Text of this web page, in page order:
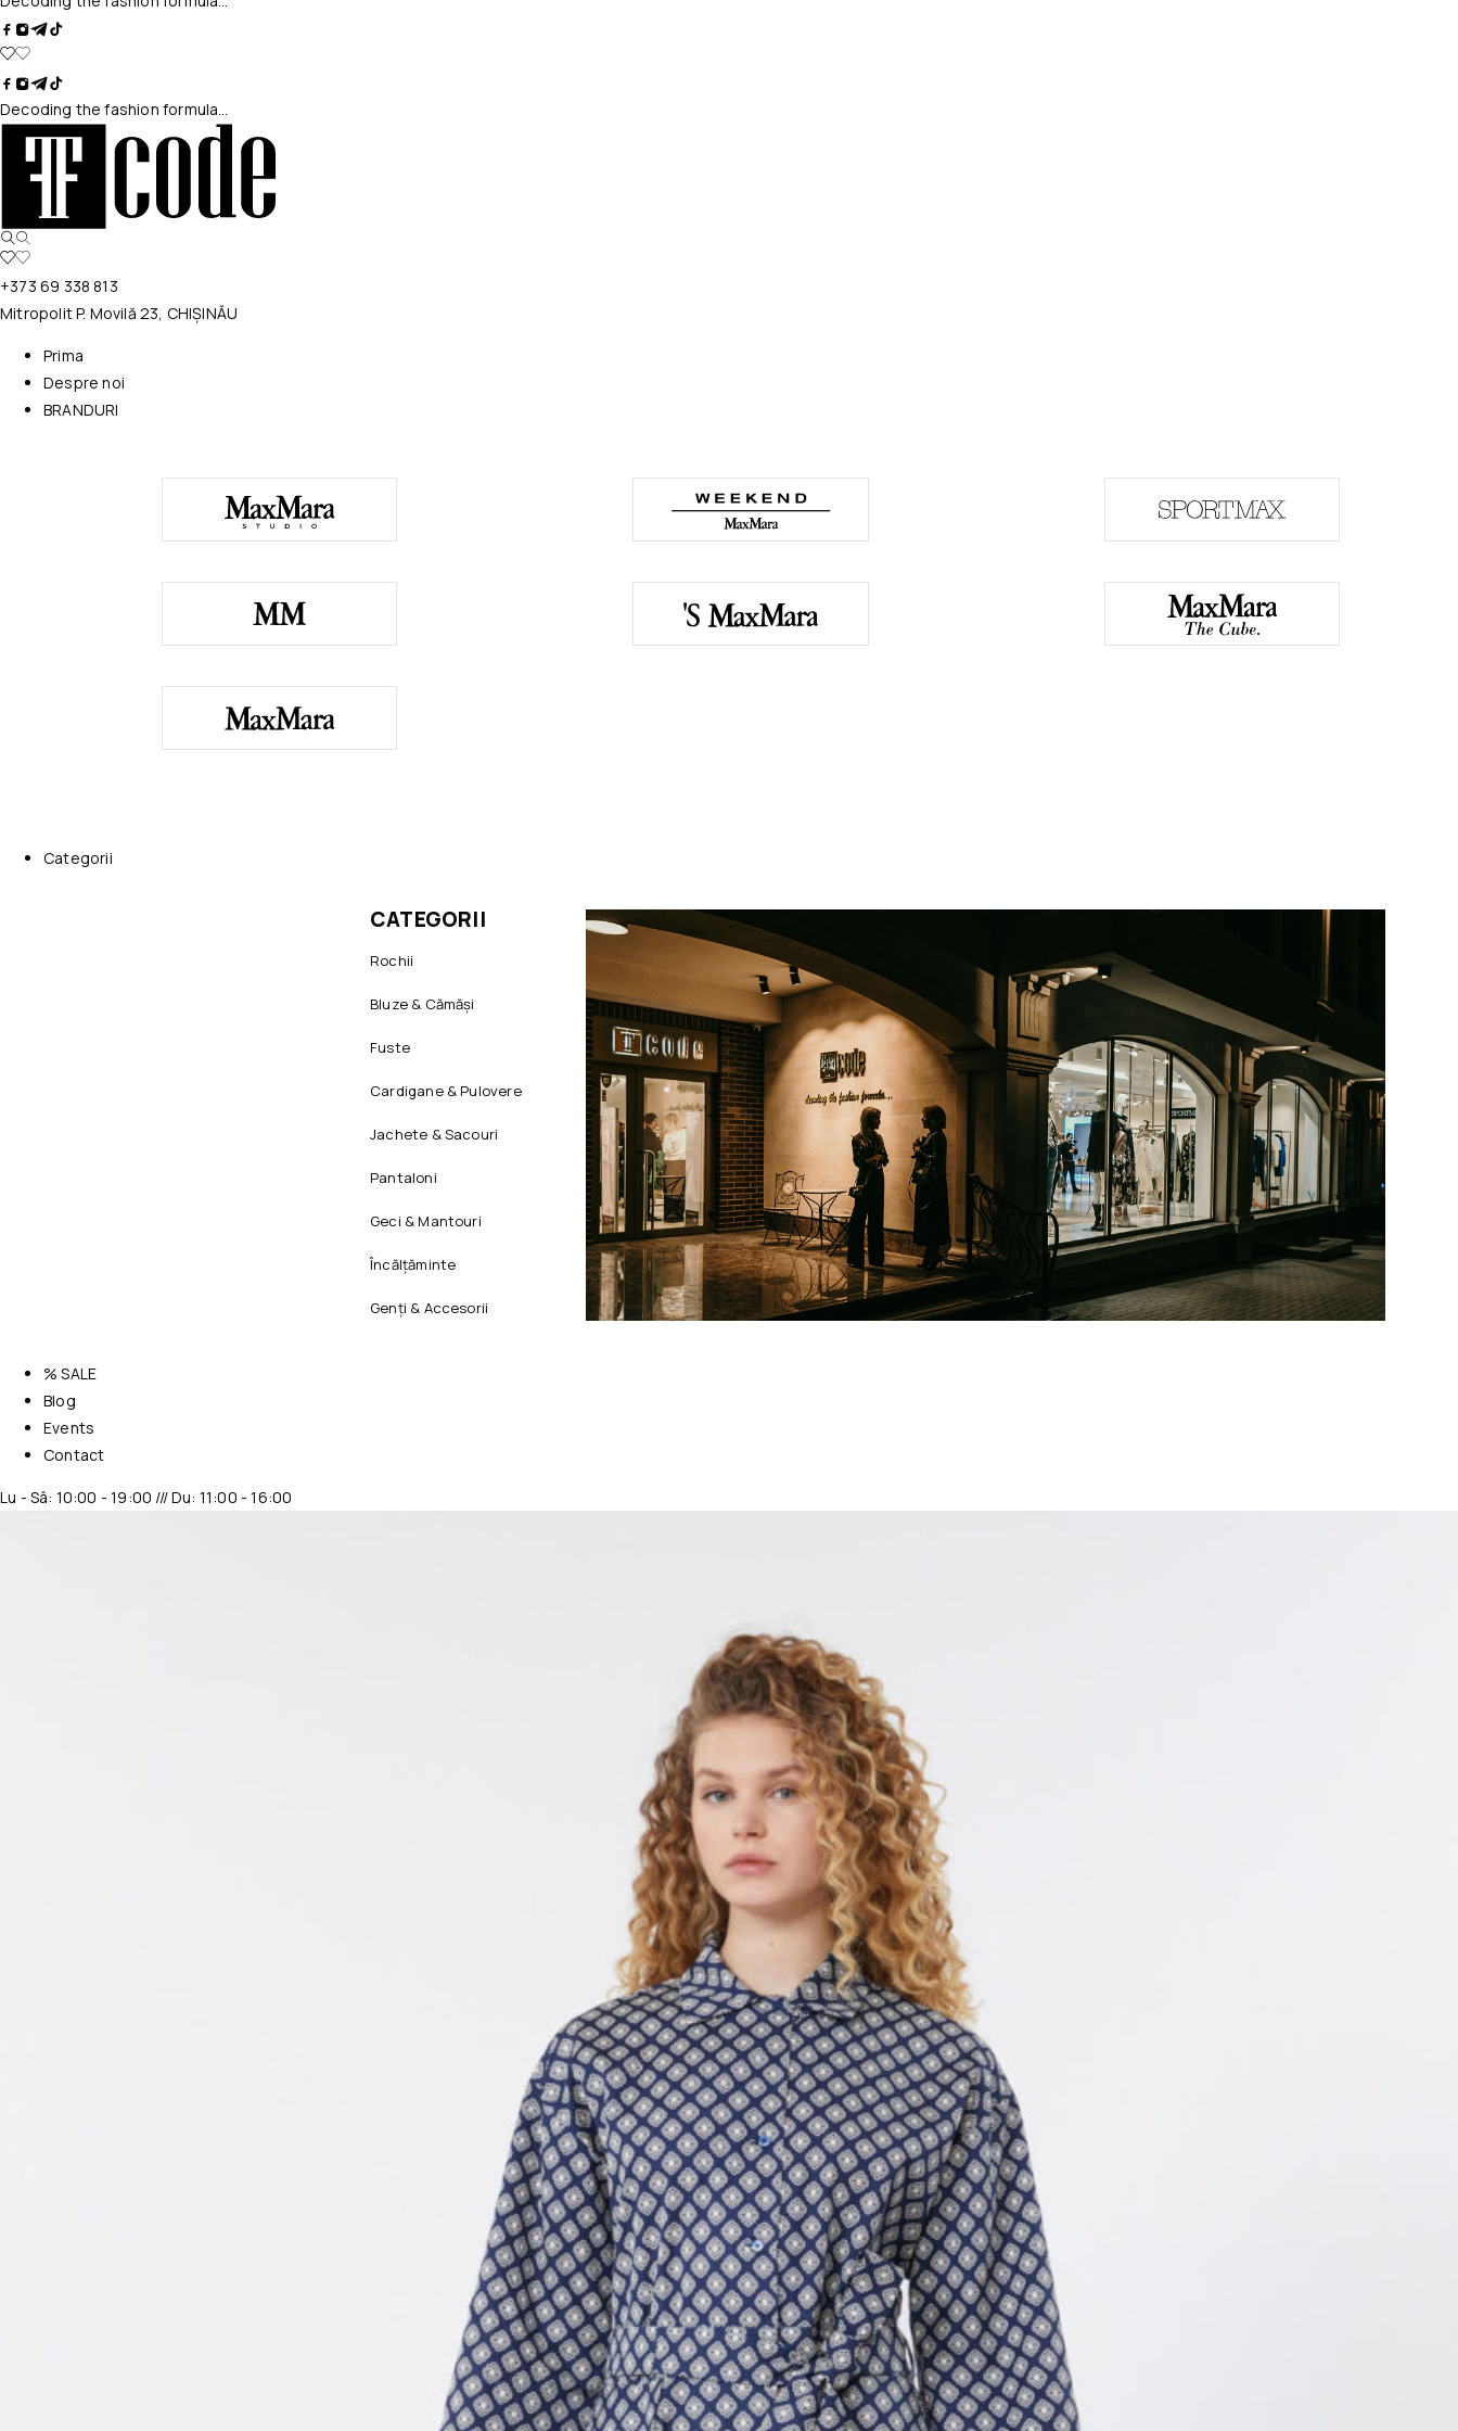
Decoding the fashion formula…
+373 69 338 813
Mitropolit P. Movilă 23, CHIȘINĂU
Prima
Despre noi
BRANDURI
Categorii
CATEGORII
Rochii
Bluze & Cămăși
Fuste
Cardigane & Pulovere
Jachete & Sacouri
Pantaloni
Geci & Mantouri
Încălțăminte
Genți & Accesorii
% SALE
Blog
Events
Contact
Lu - Sâ: 10:00 - 19:00 /// Du: 11:00 - 16:00